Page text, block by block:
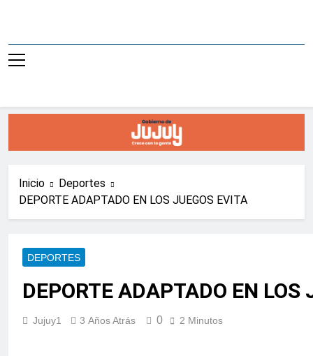
Inicio
Deportes
DEPORTE ADAPTADO EN LOS JUEGOS EVITA
DEPORTES
DEPORTE ADAPTADO EN LOS
Jujuy1 3 Años Atrás 0 2 Minutos